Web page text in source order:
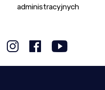
administracyjnych